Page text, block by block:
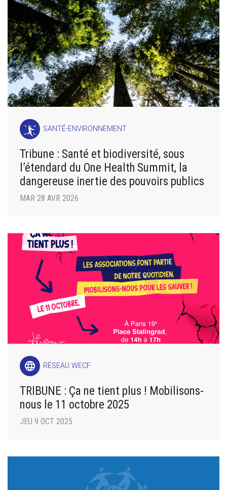
SANTÉ-ENVIRONNEMENT
Tribune : Santé et biodiversité, sous
l’étendard du One Health Summit, la
dangereuse inertie des pouvoirs publics
MAR 28 AVR 2026
language RÉSEAU WECF
TRIBUNE : Ça ne tient plus ! Mobilisons-
nous le 11 octobre 2025
JEU 9 OCT 2025